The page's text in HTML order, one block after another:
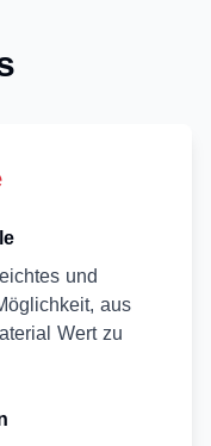
und
aus
Wert zu